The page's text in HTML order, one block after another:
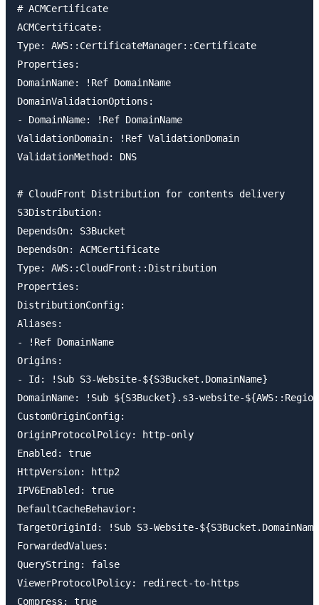
# ACMCertificate
ACMCertificate:
Type: AWS::CertificateManager::Certificate
Properties:
DomainName: !Ref DomainName
DomainValidationOptions:
- DomainName: !Ref DomainName
ValidationDomain: !Ref ValidationDomain
ValidationMethod: DNS
# CloudFront Distribution for contents delivery
S3Distribution:
DependsOn: S3Bucket
DependsOn: ACMCertificate
Type: AWS::CloudFront::Distribution
Properties:
DistributionConfig:
Aliases:
- !Ref DomainName
Origins:
- Id: !Sub S3-Website-${S3Bucket.DomainName}
DomainName: !Sub ${S3Bucket}.s3-website-
CustomOriginConfig:
OriginProtocolPolicy: http-only
Enabled: true
HttpVersion: http2
IPV6Enabled: true
DefaultCacheBehavior:
TargetOriginId: !Sub S3-Website-
ForwardedValues:
QueryString: false
ViewerProtocolPolicy: redirect-to-https
Compress: true